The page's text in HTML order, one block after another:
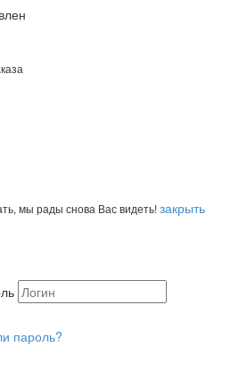
мы рады снова Вас видеть!закрыть
пароль?